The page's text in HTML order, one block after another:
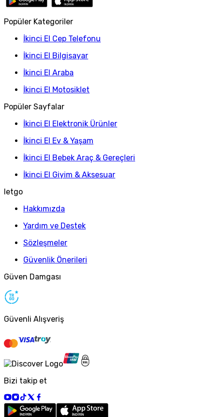
Popüler Kategoriler
İkinci El Cep Telefonu
İkinci El Bilgisayar
İkinci El Araba
İkinci El Motosiklet
Popüler Sayfalar
İkinci El Elektronik Ürünler
İkinci El Ev & Yaşam
İkinci El Bebek Araç & Gereçleri
İkinci El Giyim & Aksesuar
letgo
Hakkımızda
Yardım ve Destek
Sözleşmeler
Güvenlik Önerileri
Güven Damgası
Güvenli Alışveriş
Bizi takip et